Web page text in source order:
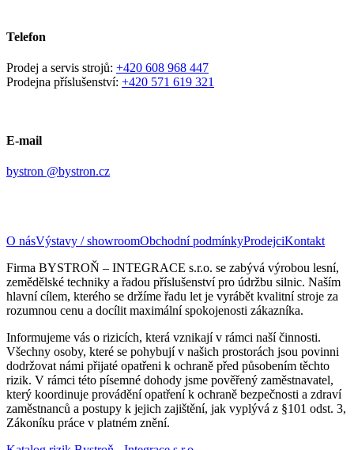
Telefon
Prodej a servis strojů: +420 608 968 447
Prodejna příslušenství: +420 571 619 321
E-mail
bystron @bystron.cz
O násVýstavy / showroomObchodní podmínkyProdejciKontakt
Firma BYSTROŇ – INTEGRACE s.r.o. se zabývá výrobou lesní,
zemědělské techniky a řadou příslušenství pro údržbu silnic. Naším
hlavní cílem, kterého se držíme řadu let je vyrábět kvalitní stroje za
rozumnou cenu a docílit maximální spokojenosti zákazníka.
Informujeme vás o rizicích, která vznikají v rámci naší činnosti.
Všechny osoby, které se pohybují v našich prostorách jsou povinni
dodržovat námi přijaté opatřeni k ochraně před působením těchto
rizik. V rámci této písemné dohody jsme pověřený zaměstnavatel,
který koordinuje provádění opatření k ochraně bezpečnosti a zdraví
zaměstnanců a postupy k jejich zajištění, jak vyplývá z §101 odst. 3,
Zákoníku práce v platném znění.